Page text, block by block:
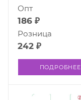
186 ₽
Опт
242 ₽
Розница
ПОДРОБНЕЕ